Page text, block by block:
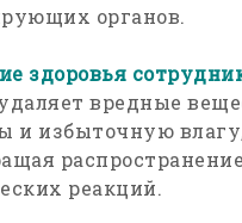
органов.
здоровья
вредные
и избыточную
реакций.